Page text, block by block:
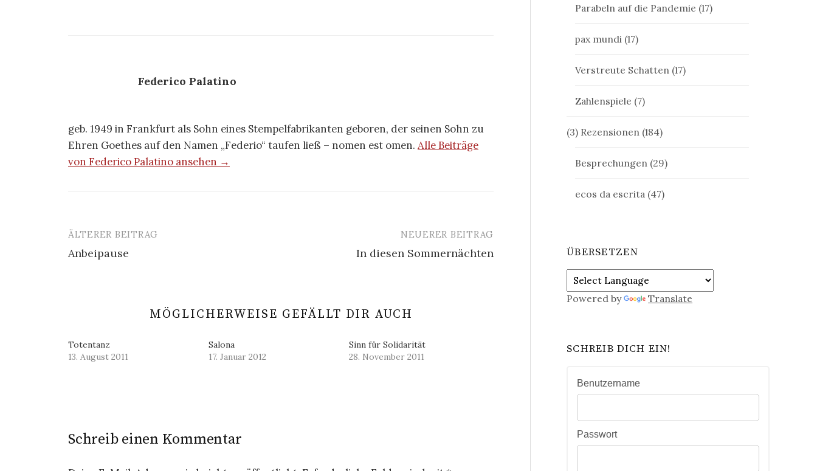
Federico Palatino
geb. 1949 in Frankfurt als Sohn eines Stempelfabrikanten geboren, der seinen Sohn zu
Ehren Goethes auf den Namen „Federio“ taufen ließ – nomen est omen. Alle Beiträge
von Federico Palatino ansehen →
Beitrags-
Navigation
ÄLTERER BEITRAG
Anbeipause
NEUERER BEITRAG
In diesen Sommernächten
MÖGLICHERWEISE GEFÄLLT DIR AUCH
Totentanz
13. August 2011
Salona
17. Januar 2012
Sinn für Solidarität
28. November 2011
Schreib einen Kommentar
Parabeln auf die Pandemie (17)
pax mundi (17)
Verstreute Schatten (17)
Zahlenspiele (7)
(3) Rezensionen (184)
Besprechungen (29)
ecos da escrita (47)
ÜBERSETZEN
Powered by Translate
SCHREIB DICH EIN!
Benutzername
Passwort